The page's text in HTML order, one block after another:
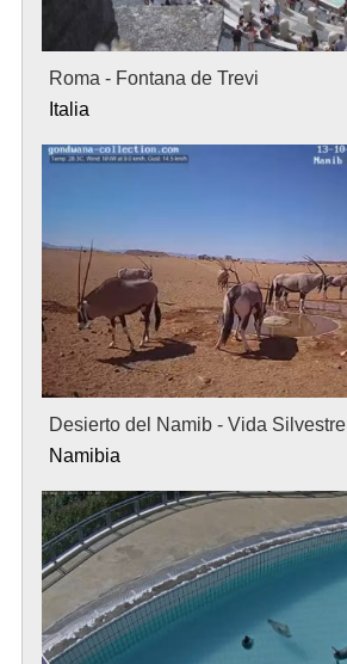
Roma - Fontana de Trevi
Italia
Desierto del Namib - Vida Silvestre
Namibia